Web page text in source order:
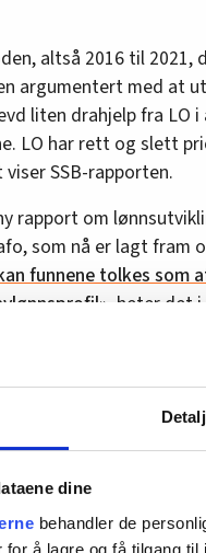
dine
behandler de
å lagre og få tilgang
altså 2016 til 2021,
argumentert med at
liten drahjelp fra LO
LO har rett og slett
SSB-rapporten.
rapport om
som nå er lagt fram
funnene tolkes som
, heter det i
det ingen nye funn i
til 15
av de ansatte i
har hatt den klart
17 prosent), men de er
Fafo-rapporten